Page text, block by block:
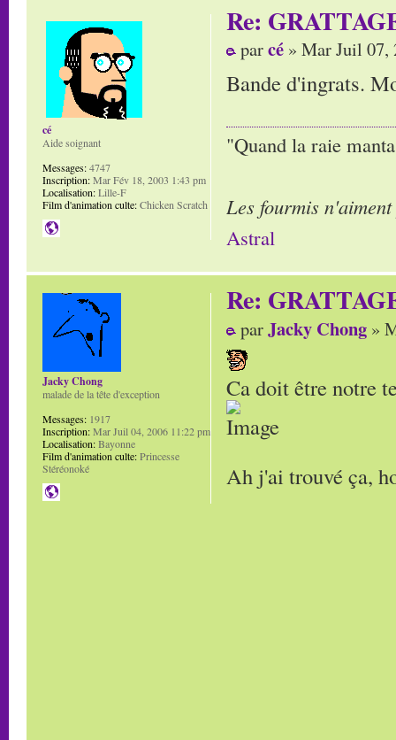
Re:
parcé » Mar Juil 07,
Bande d'ingrats.
"Quand la raie
Les fourmis
Astral
cé
Aide soignant
Messages:4747
Inscription:Mar Fév 18, 2003 1:43 pm
Localisation:Lille-F
Film d'animation culte:Chicken Scratch
Re:
parJacky Chong »
Ca doit être notre
Ah j'ai trouvé ça,
Jacky Chong
malade de la tête d'exception
Messages: 1917
Inscription:Mar Juil 04, 2006 11:22 pm
Localisation:Bayonne
Film d'animation culte:Princesse
Stéréonoké